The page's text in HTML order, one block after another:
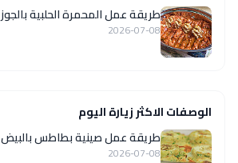
طريقة عمل المحمرة الحلبية بالجوز
2026-07-08
الوصفات الاكثر زيارة اليوم
طريقة عمل صينية بطاطس بالبيض
2026-07-08